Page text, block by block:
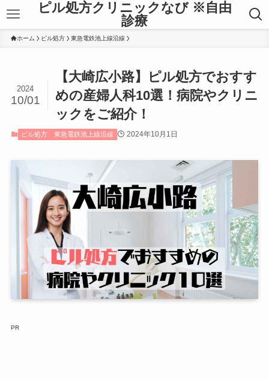
ピル処方クリニックなび ※自由
診療
ホーム ピル処方 東急電鉄池上線沿線
【大崎広小路】ピル処方でおすす
めの産婦人科10選！病院やクリニ
ックをご紹介！
2024
10/01
ピル処方 東急電鉄池上線沿線 2024年10月1日
PR